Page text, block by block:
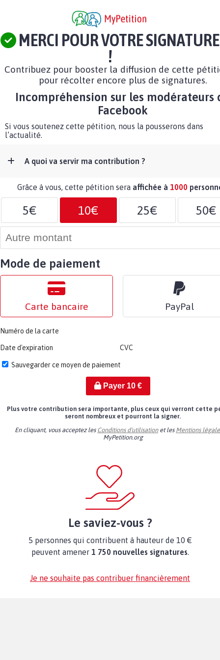
MERCI POUR VOTRE SIGNATURE
!
Contribuez pour booster la diffusion de cette
pour récolter encore plus de signatures.
Incompréhension sur les modérateurs
Facebook
Si vous soutenez cette pétition, nous la pousserons dans
l’actualité.
A quoi va servir ma contribution ?
Grâce à vous, cette pétition sera affichée à 1000
5€ 10€ 25€ 50€
Mode de paiement
Carte bancaire PayPal
Numéro de la carte
Date d'expiration CVC
Sauvegarder ce moyen de paiement
Payer 10€
Plus votre contribution sera importante, plus ceux qui verront cette
seront nombreux et pourront la signer.
En cliquant, vous acceptez les Conditions d'utilisationet les Mentions
MyPetition.org
Le saviez-vous ?
5 personnes qui contribuent à hauteur de 10 €
peuvent amener 1 750 nouvelles signatures.
Je ne souhaite pas contribuer financièrement